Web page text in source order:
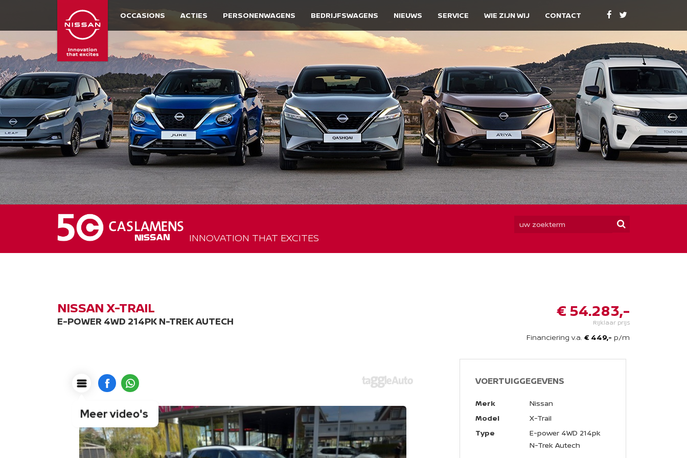
OCCASIONS ACTIES PERSONENWAGENS BEDRIJFSWAGENS NIEUWS SERVICE WIE ZIJN WIJ CONTACT
INNOVATION THAT EXCITES
NISSAN X-TRAIL
E-POWER 4WD 214PK N-TREK AUTECH
€ 54.283,-
Rijklaar prijs
Financiering v.a. € 449,- p/m
VOERTUIGGEGEVENS
Merk
Nissan
Model
X-Trail
Type
E-power 4WD 214pk
N-Trek Autech